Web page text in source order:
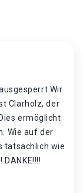
Wir
Clarholz, der
ermöglicht
Wie auf der
tatsächlich wie